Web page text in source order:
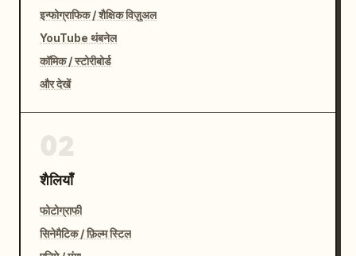
इन्फोग्राफिक / शैक्षिक विज़ुअल
YouTube थंबनेल
कॉमिक / स्टोरीबोर्ड
और देखें
शैलियाँ
फोटोग्राफी
सिनेमैटिक / फ़िल्म स्टिल